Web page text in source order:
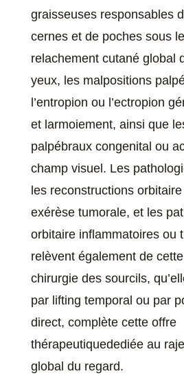
graisseuses responsables
cernes et de poches sous
relachement cutané global
yeux, les malpositions
l’entropion ou l’ectropion
et larmoiement, ainsi que
palpébraux congenital ou
champ visuel. Les
les reconstructions
exérèse tumorale, et les
orbitaire inflammatoires ou
relèvent également de
chirurgie des sourcils,
par lifting temporal ou par
direct, complète cette offre
thérapeutiquedediée au
global du regard.